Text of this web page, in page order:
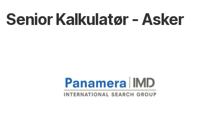
Senior Kalkulatør - Asker